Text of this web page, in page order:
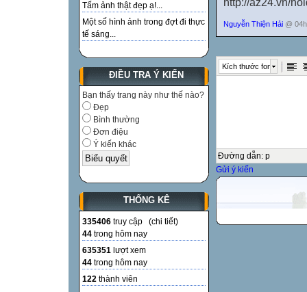
Tấm ảnh thật đẹp ạ!...
Một số hình ảnh trong đợt đi thực
tế sáng...
ĐIỀU TRA Ý KIẾN
Bạn thấy trang này như thế nào?
Đẹp
Bình thường
Đơn điệu
Ý kiến khác
THỐNG KÊ
335406 truy cập (chi tiết)
44 trong hôm nay
635351 lượt xem
44 trong hôm nay
122 thành viên
Nguyễn Thiện Hải @
Kích thước font
Đường dẫn: p
Gửi ý kiến